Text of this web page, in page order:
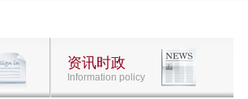
资讯时政
Information policy